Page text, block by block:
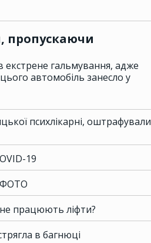
пропускаючи
гальмування, адже
автомобіль занесло у
психлікарні, оштрафували
19
ФОТО
не працюють ліфти?
в багнюці